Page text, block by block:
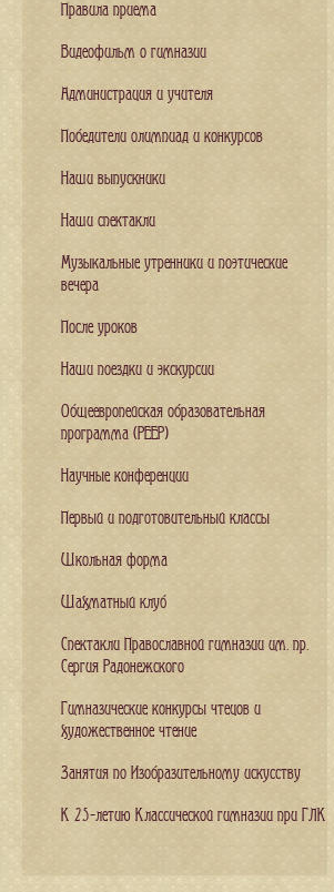
Правила приема
Видеофильм о гимназии
Администрация и учителя
Победители олимпиад и конкурсов
Наши выпускники
Наши спектакли
Музыкальные утренники и поэтические
вечера
После уроков
Наши поездки и экскурсии
Общеевропейская образовательная
программа (PEEP)
Научные конференции
Первый и подготовительный классы
Школьная форма
Шахматный клуб
Спектакли Православной гимназии им. пр.
Сергия Радонежского
Гимназические конкурсы чтецов и
художественное чтение
Занятия по Изобразительному искусству
К 25-летию Классической гимназии при ГЛК